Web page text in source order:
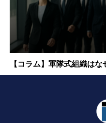
【コラム】軍隊式組織は